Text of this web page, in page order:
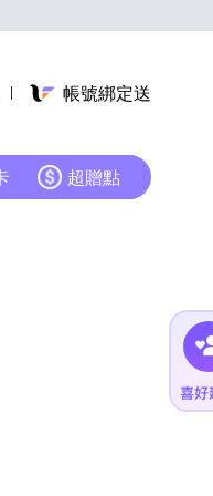
帳號綁定送
超贈點